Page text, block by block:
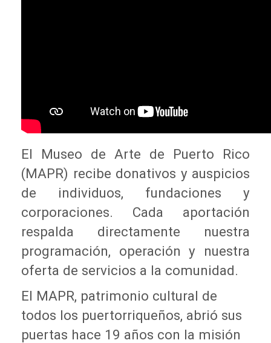
El Museo de Arte de Puerto Rico
(MAPR) recibe donativos y auspicios
de individuos, fundaciones y
corporaciones. Cada aportación
respalda directamente nuestra
programación, operación y nuestra
oferta de servicios a la comunidad.
El MAPR, patrimonio cultural de
todos los puertorriqueños, abrió sus
puertas hace 19 años con la misión